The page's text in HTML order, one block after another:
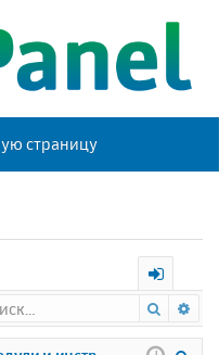
страницу
х
о
Поиск